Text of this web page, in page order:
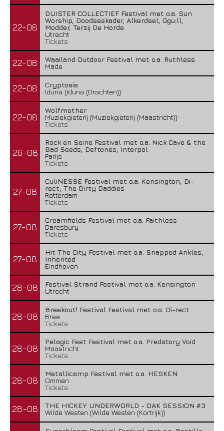
22-08
DUISTER COLLECTIEF Festival met o.a. Sun
Worship, Doodseskader, Alkerdeel, Ggu:ll,
Modder, Terzij De Horde
Utrecht
Tickets
22-08
Waailand Outdoor Festival met o.a. Ruthless
Made
22-08
Cryptosis
Iduna (Iduna (Drachten))
22-08
Wolfmother
Muziekgieterij (Muziekgieterij (Maastricht))
Tickets
26-08
Rock en Seine Festival met o.a. Nick Cave & the
Bad Seeds, Deftones, Interpol
Parijs
Tickets
27-08
CuliNESSE Festival met o.a. Kensington, Di-
rect, The Dirty Daddies
Rotterdam
Tickets
27-08
Creamfields Festival met o.a. Faithless
Daresbury
Tickets
27-08
Hit The City Festival met o.a. Snapped Ankles,
Inherited
Eindhoven
28-08
Festival Strand Festival met o.a. Kensington
Utrecht
28-08
Breekout! Festival Festival met o.a. Di-rect
Bree
Tickets
28-08
Pelagic Fest Festival met o.a. Predatory Void
Maastricht
Tickets
28-08
Metallicamp Festival met o.a. HESKEN
Ommen
Tickets
28-08
THE HICKEY UNDERWORLD - DAK SESSION #3
Wilde Westen (Wilde Westen (Kortrijk))